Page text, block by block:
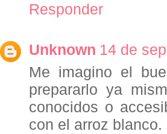
Responder
Unknown 14 de
Me imagino el
prepararlo ya
conocidos o
con el arroz blanco.